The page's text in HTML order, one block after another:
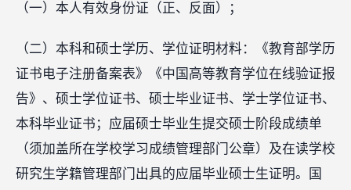
（一）本人有效身份证（正、反面）；
（二）本科和硕士学历、学位证明材料：《教育部学历
证书电子注册备案表》《中国高等教育学位在线验证报
告》、硕士学位证书、硕士毕业证书、学士学位证书、
本科毕业证书；应届硕士毕业生提交硕士阶段成绩单
（须加盖所在学校学习成绩管理部门公章）及在读学校
研究生学籍管理部门出具的应届毕业硕士生证明。国